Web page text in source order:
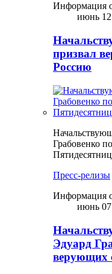
Информация
июнь
призвал
Россию
Грабовенко
Пресс-релизы
Информация
июнь
Эдуард
верующих